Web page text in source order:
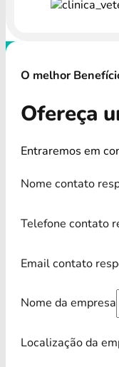
O melhor
Ofereça
Entraremos em
Nome contato
Telefone contato
Email contato
Nome da empresa
Localização da